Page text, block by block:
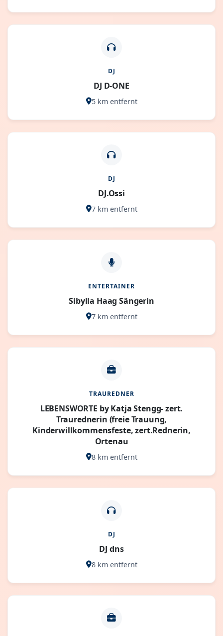
DJ
DJ D-ONE
5 km entfernt
DJ
DJ.Ossi
7 km entfernt
ENTERTAINER
Sibylla Haag Sängerin
7 km entfernt
TRAUREDNER
LEBENSWORTE by Katja Stengg- zert.
Traurednerin (freie Trauung,
Kinderwillkommensfeste, zert.Rednerin,
Ortenau
8 km entfernt
DJ
DJ dns
8 km entfernt